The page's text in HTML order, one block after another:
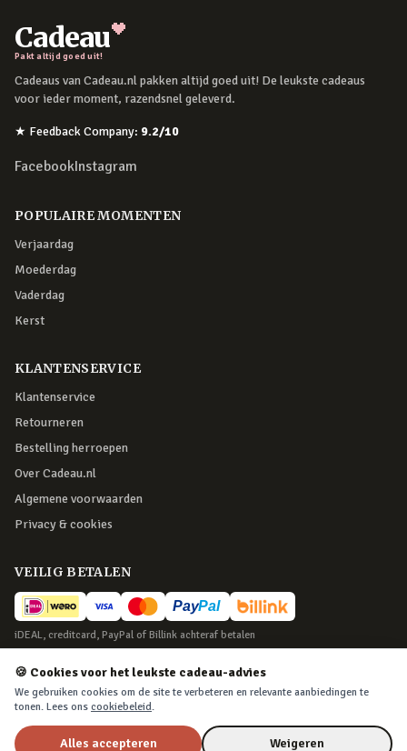
Cadeau
Pakt altijd goed uit!
Cadeaus van Cadeau.nl pakken altijd goed uit! De leukste cadeaus
voor ieder moment, razendsnel geleverd.
★ Feedback Company: 9.2/10
FacebookInstagram
POPULAIRE MOMENTEN
Verjaardag
Moederdag
Vaderdag
Kerst
KLANTENSERVICE
Klantenservice
Retourneren
Bestelling herroepen
Over Cadeau.nl
Algemene voorwaarden
Privacy & cookies
VEILIG BETALEN
iDEAL, creditcard, PayPal of Billink achteraf betalen
BEZORGING
Voor 22:45 besteld, morgen in huis. Tot 365 dagen retourneren.
🍪 Cookies voor het leukste cadeau-advies
We gebruiken cookies om de site te verbeteren en relevante aanbiedingen te
tonen. Lees ons cookiebeleid.
Alles accepteren Weigeren